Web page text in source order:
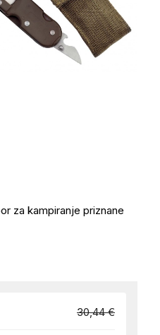
za kampiranje priznane
30,44 €